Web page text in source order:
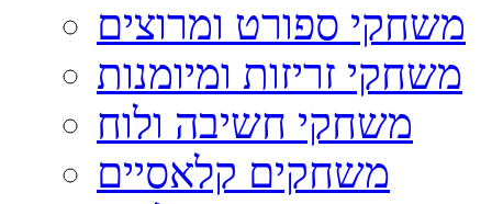
משחקי ספורט ומרוצים
משחקי זריזות ומיומנות
משחקי חשיבה ולוח
משחקים קלאסיים